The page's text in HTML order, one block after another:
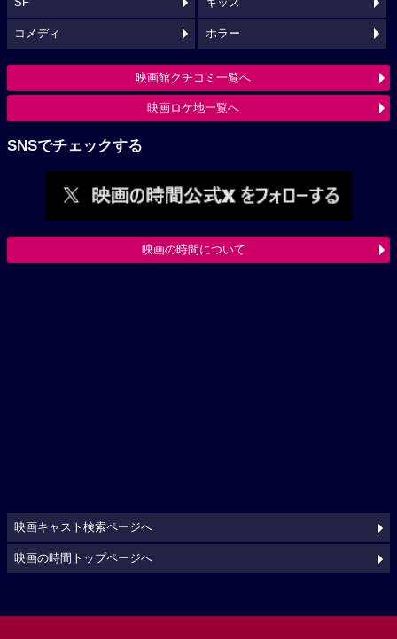
コメディ ホラー
映画館クチコミ一覧へ
映画ロケ地一覧へ
SNSでチェックする
映画の時間について
映画キャスト検索ページへ
映画の時間トップページへ